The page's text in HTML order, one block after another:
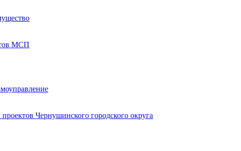
МСП
Чернушинского городского округа